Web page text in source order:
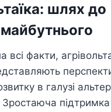
шлях до
факти,
в галузі
Зростаюча підтримка